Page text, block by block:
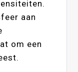
aan
om een